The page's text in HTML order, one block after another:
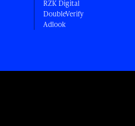
RZK Digital
DoubleVerify
Adlook